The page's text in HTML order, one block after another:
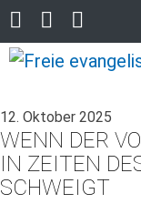
12. Oktober 2025
WENN DER
IN ZEITEN
SCHWEIGT